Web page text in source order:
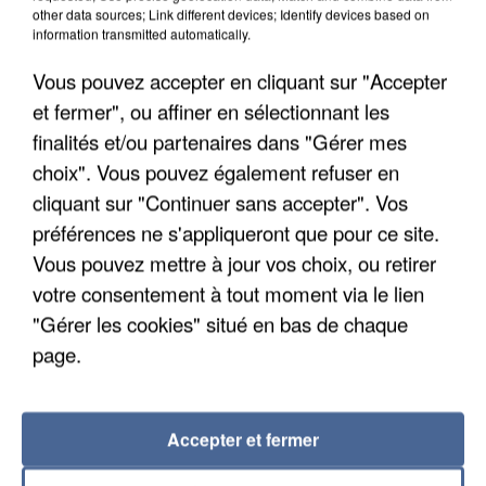
APRÈS TOUTES CES CANICULES, LES REFUGES
DE FAUNE SAUVAGE SONT...
other data sources; Link different devices; Identify devices based on
information transmitted automatically.
Vous pouvez accepter en cliquant sur "Accepter
et fermer", ou affiner en sélectionnant les
finalités et/ou partenaires dans "Gérer mes
choix". Vous pouvez également refuser en
cliquant sur "Continuer sans accepter". Vos
préférences ne s'appliqueront que pour ce site.
Vous pouvez mettre à jour vos choix, ou retirer
votre consentement à tout moment via le lien
"Gérer les cookies" situé en bas de chaque
page.
Accepter et fermer